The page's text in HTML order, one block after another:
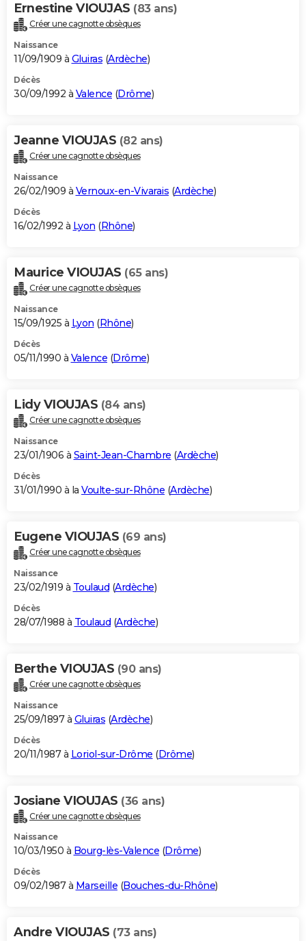
Ernestine VIOUJAS (83 ans)
Créer une cagnotte obsèques
Naissance
11/09/1909 à Gluiras (Ardèche)
Décès
30/09/1992 à Valence (Drôme)
Jeanne VIOUJAS (82 ans)
Créer une cagnotte obsèques
Naissance
26/02/1909 à Vernoux-en-Vivarais (Ardèche)
Décès
16/02/1992 à Lyon (Rhône)
Maurice VIOUJAS (65 ans)
Créer une cagnotte obsèques
Naissance
15/09/1925 à Lyon (Rhône)
Décès
05/11/1990 à Valence (Drôme)
Lidy VIOUJAS (84 ans)
Créer une cagnotte obsèques
Naissance
23/01/1906 à Saint-Jean-Chambre (Ardèche)
Décès
31/01/1990 à la Voulte-sur-Rhône (Ardèche)
Eugene VIOUJAS (69 ans)
Créer une cagnotte obsèques
Naissance
23/02/1919 à Toulaud (Ardèche)
Décès
28/07/1988 à Toulaud (Ardèche)
Berthe VIOUJAS (90 ans)
Créer une cagnotte obsèques
Naissance
25/09/1897 à Gluiras (Ardèche)
Décès
20/11/1987 à Loriol-sur-Drôme (Drôme)
Josiane VIOUJAS (36 ans)
Créer une cagnotte obsèques
Naissance
10/03/1950 à Bourg-lès-Valence (Drôme)
Décès
09/02/1987 à Marseille (Bouches-du-Rhône)
Andre VIOUJAS (73 ans)